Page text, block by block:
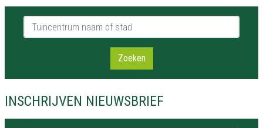
Tuincentrum naam of stad
Zoeken
INSCHRIJVEN NIEUWSBRIEF